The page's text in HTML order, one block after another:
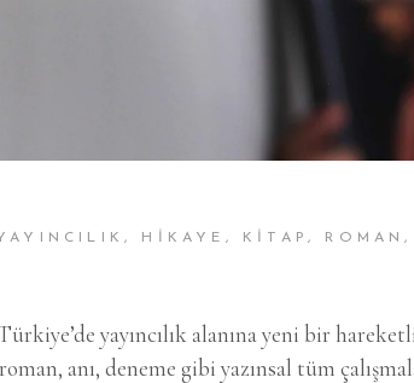
, HIKAYE , KITAP, ROMAN,
yayıncılık alanına yeni bir
anı, deneme gibi yazınsal tüm